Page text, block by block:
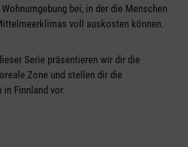
bei, in der die Menschen
voll auskosten können.
Serie präsentieren wir dir die
Zone und stellen dir die
in Finnland vor.